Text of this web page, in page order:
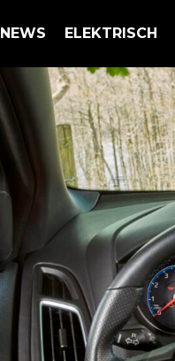
NEWS ELEKTRISCH